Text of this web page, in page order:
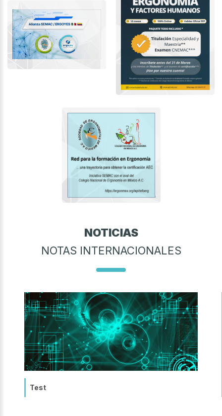
NOTICIAS
NOTAS INTERNACIONALES
Test